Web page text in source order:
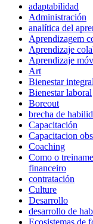
adaptabilidad
Administración
analítica del
Aprendizagem
Aprendizaje
Aprendizaje
Art
Bienestar integral
Bienestar laboral
Boreout
brecha de
Capacitación
Capacitacion
Coaching
Como o
financeiro
contratación
Culture
Desarrollo
desarrollo de
Ecosistemas de